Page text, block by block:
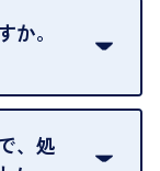
、査定した日
ます。
。
は査定額が変
、処